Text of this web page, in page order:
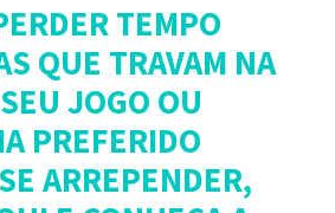
TEMPO
QUE TRAVAM NA
JOGO OU
PREFERIDO
ARREPENDER,